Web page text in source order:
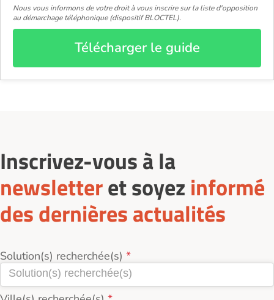
Nous vous informons de votre droit à vous inscrire sur la liste d'opposition
au démarchage téléphonique (dispositif BLOCTEL).
Télécharger le guide
Inscrivez-vous à la
newsletteret soyez informé
des dernières actualités
Solution(s) recherchée(s)